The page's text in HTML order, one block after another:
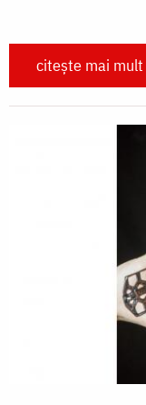
citește mai mult